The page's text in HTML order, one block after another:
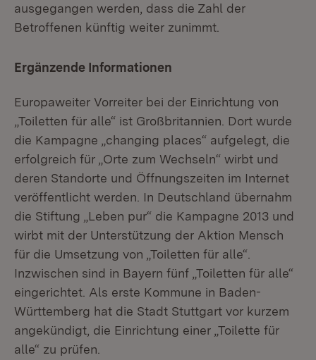
ausgegangen werden, dass die Zahl der
Betroffenen künftig weiter zunimmt.
Ergänzende Informationen
Europaweiter Vorreiter bei der Einrichtung von
„Toiletten für alle“ ist Großbritannien. Dort wurde
die Kampagne „changing places“ aufgelegt, die
erfolgreich für „Orte zum Wechseln“ wirbt und
deren Standorte und Öffnungszeiten im Internet
veröffentlicht werden. In Deutschland übernahm
die Stiftung „Leben pur“ die Kampagne 2013 und
wirbt mit der Unterstützung der Aktion Mensch
für die Umsetzung von „Toiletten für alle“.
Inzwischen sind in Bayern fünf „Toiletten für alle“
eingerichtet. Als erste Kommune in Baden-
Württemberg hat die Stadt Stuttgart vor kurzem
angekündigt, die Einrichtung einer „Toilette für
alle“ zu prüfen.